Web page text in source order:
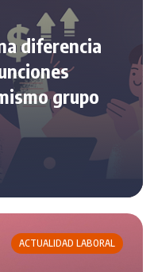
diferencia
grupo
ACTUALIDAD LABORAL